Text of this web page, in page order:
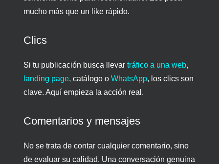
mucho más que un like rápido.
Clics
Si tu publicación busca llevar tráfico a una web,
landing page, catálogo o WhatsApp, los clics son
clave. Aquí empieza la acción real.
Comentarios y mensajes
No se trata de contar cualquier comentario, sino
de evaluar su calidad. Una conversación genuina